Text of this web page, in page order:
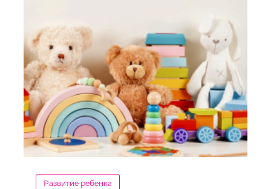
Развитие ребенка